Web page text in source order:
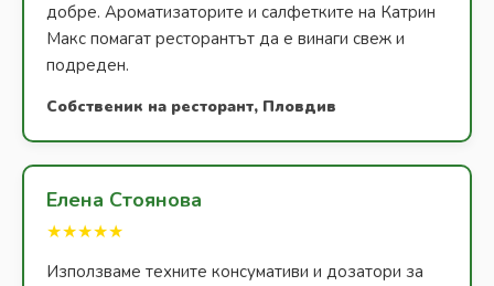
добре. Ароматизаторите и салфетките на Катрин
Макс помагат ресторантът да е винаги свеж и
подреден.
Собственик на ресторант, Пловдив
Елена Стоянова
★★★★★
Използваме техните консумативи и дозатори за